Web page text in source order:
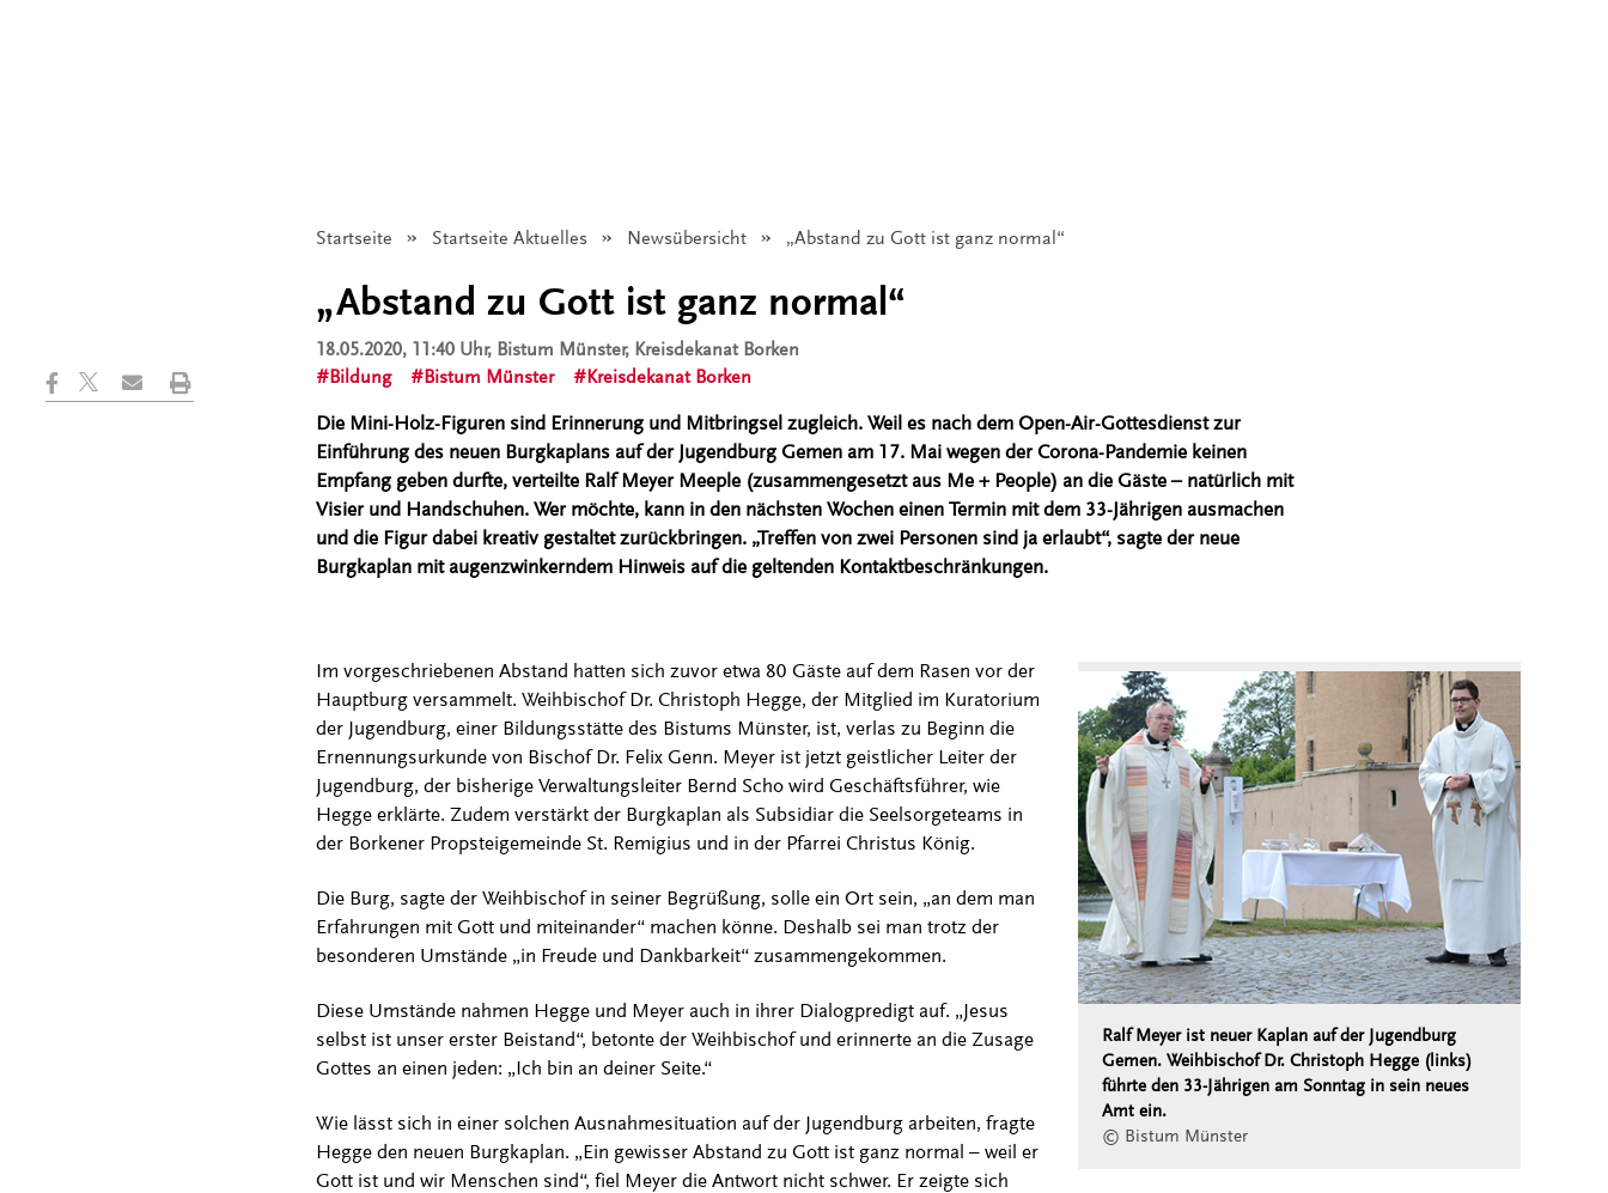
Startseite Startseite Aktuelles Newsübersicht Angezeigt:
„Abstand zu Gott ist ganz normal“
„Abstand zu Gott ist ganz normal“
18.05.2020, 11:40 Uhr, Bistum Münster, Kreisdekanat Borken
Bildung
Bistum Münster Kreisdekanat Borken
Die Mini-Holz-Figuren sind Erinnerung und Mitbringsel zugleich. Weil es nach dem Open-Air-Gottesdienst zur
Einführung des neuen Burgkaplans auf der Jugendburg Gemen am 17. Mai wegen der Corona-Pandemie keinen
Empfang geben durfte, verteilte Ralf Meyer Meeple (zusammengesetzt aus Me + People) an die Gäste – natürlich mit
Visier und Handschuhen. Wer möchte, kann in den nächsten Wochen einen Termin mit dem 33-Jährigen ausmachen
und die Figur dabei kreativ gestaltet zurückbringen. „Treffen von zwei Personen sind ja erlaubt“, sagte der neue
Burgkaplan mit augenzwinkerndem Hinweis auf die geltenden Kontaktbeschränkungen.
Ralf Meyer ist neuer Kaplan auf der Jugendburg
Gemen. Weihbischof Dr. Christoph Hegge (links)
führte den 33-Jährigen am Sonntag in sein neues
Amt ein.
© Bistum Münster
Im vorgeschriebenen Abstand hatten sich zuvor etwa 80 Gäste auf dem Rasen vor der
Hauptburg versammelt. Weihbischof Dr. Christoph Hegge, der Mitglied im Kuratorium
der Jugendburg, einer Bildungsstätte des Bistums Münster, ist, verlas zu Beginn die
Ernennungsurkunde von Bischof Dr. Felix Genn. Meyer ist jetzt geistlicher Leiter der
Jugendburg, der bisherige Verwaltungsleiter Bernd Scho wird Geschäftsführer, wie
Hegge erklärte. Zudem verstärkt der Burgkaplan als Subsidiar die Seelsorgeteams in
der Borkener Propsteigemeinde St. Remigius und in der Pfarrei Christus König.
Die Burg, sagte der Weihbischof in seiner Begrüßung, solle ein Ort sein, „an dem man
Erfahrungen mit Gott und miteinander“ machen könne. Deshalb sei man trotz der
besonderen Umstände „in Freude und Dankbarkeit“ zusammengekommen.
Diese Umstände nahmen Hegge und Meyer auch in ihrer Dialogpredigt auf. „Jesus
selbst ist unser erster Beistand“, betonte der Weihbischof und erinnerte an die Zusage
Gottes an einen jeden: „Ich bin an deiner Seite.“
Wie lässt sich in einer solchen Ausnahmesituation auf der Jugendburg arbeiten, fragte
Hegge den neuen Burgkaplan. „Ein gewisser Abstand zu Gott ist ganz normal – weil er
Gott ist und wir Menschen sind“, fiel Meyer die Antwort nicht schwer. Er zeigte sich